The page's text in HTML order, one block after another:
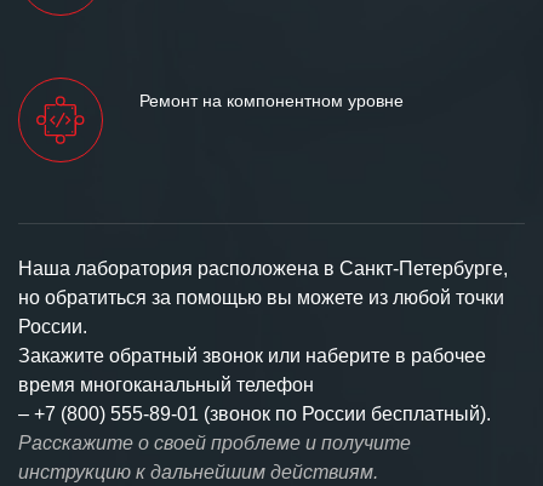
Ремонт на компонентном уровне
Наша лаборатория расположена в Санкт-Петербурге,
но обратиться за помощью вы можете из любой точки
России.
Закажите обратный звонок или наберите в рабочее
время многоканальный телефон
– +7 (800) 555-89-01 (звонок по России бесплатный).
Расскажите о своей проблеме и получите
инструкцию к дальнейшим действиям.